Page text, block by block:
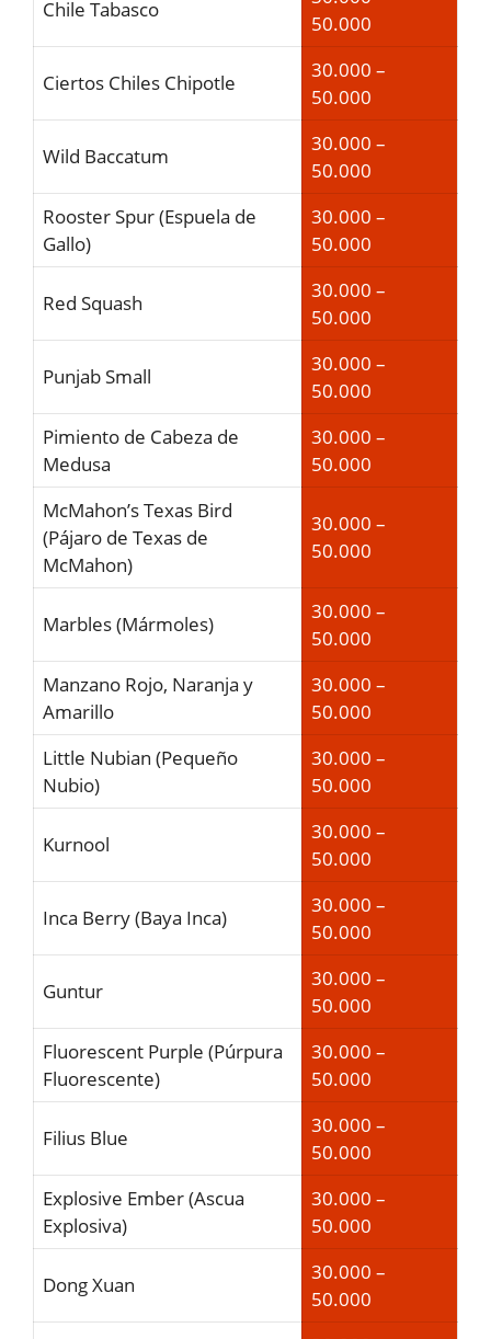
Chile Tabasco
50.000
Ciertos Chiles Chipotle
30.000 –
50.000
Wild Baccatum
30.000 –
50.000
Rooster Spur (Espuela de
Gallo)
30.000 –
50.000
Red Squash
30.000 –
50.000
Punjab Small
30.000 –
50.000
Pimiento de Cabeza de
Medusa
30.000 –
50.000
McMahon’s Texas Bird
(Pájaro de Texas de
McMahon)
30.000 –
50.000
Marbles (Mármoles)
30.000 –
50.000
Manzano Rojo, Naranja y
Amarillo
30.000 –
50.000
Little Nubian (Pequeño
Nubio)
30.000 –
50.000
Kurnool
30.000 –
50.000
Inca Berry (Baya Inca)
30.000 –
50.000
Guntur
30.000 –
50.000
Fluorescent Purple (Púrpura
Fluorescente)
30.000 –
50.000
Filius Blue
30.000 –
50.000
Explosive Ember (Ascua
Explosiva)
30.000 –
50.000
Dong Xuan
30.000 –
50.000